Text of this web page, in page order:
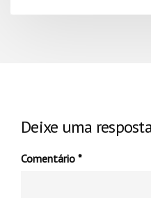
Deixe uma
Comentário *